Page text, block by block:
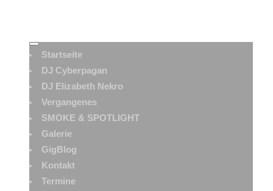
Startseite
DJ Cyberpagan
DJ Elizabeth Nekro
Vergangenes
SMOKE & SPOTLIGHT
Galerie
GigBlog
Kontakt
Termine